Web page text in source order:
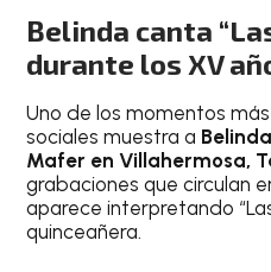
Belinda canta
durante los XV
Uno de los momentos
sociales muestra a Belinda
Mafer en Villahermosa,
grabaciones que circulan
aparece interpretando
quinceañera.